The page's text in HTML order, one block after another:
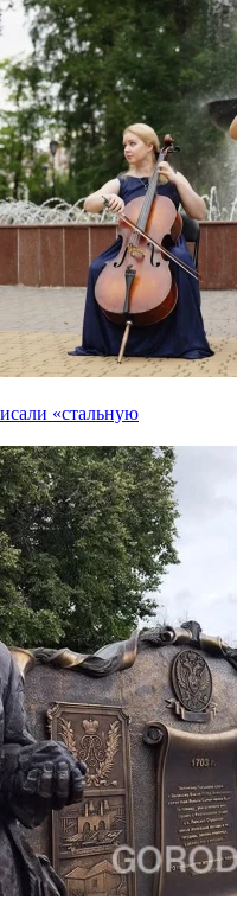
«стальную